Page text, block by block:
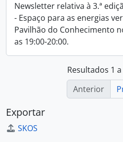
Newsletter relativa à 3.ª
- Espaço para as energias
Pavilhão do Conhecimento
as 19:00-20:00.
Resultados 1
Anterior
Exportar
SKOS